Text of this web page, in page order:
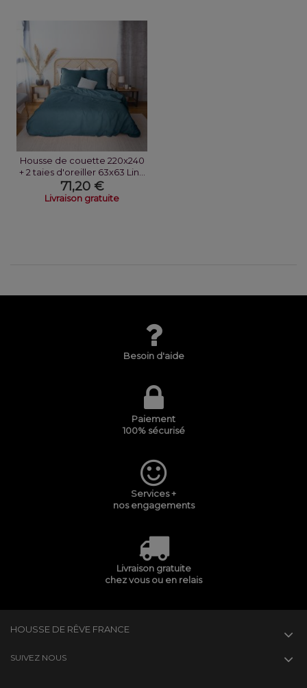
Housse de couette 220x240
+ 2 taies d'oreiller 63x63 Lin...
71,20 €
Livraison gratuite
Besoin d'aide
Paiement
100% sécurisé
Services +
nos engagements
Livraison gratuite
chez vous ou en relais
HOUSSE DE RÊVE FRANCE
SUIVEZ NOUS